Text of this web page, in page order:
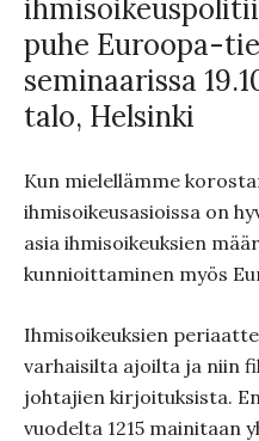
puhe Euroopa-
seminaarissa
talo, Helsinki
Kun mielellämme
ihmisoikeusasioissa on
asia ihmisoikeuksien
kunnioittaminen myös
Ihmisoikeuksien
varhaisilta ajoilta ja niin
johtajien kirjoituksista.
vuodelta 1215 mainitaan